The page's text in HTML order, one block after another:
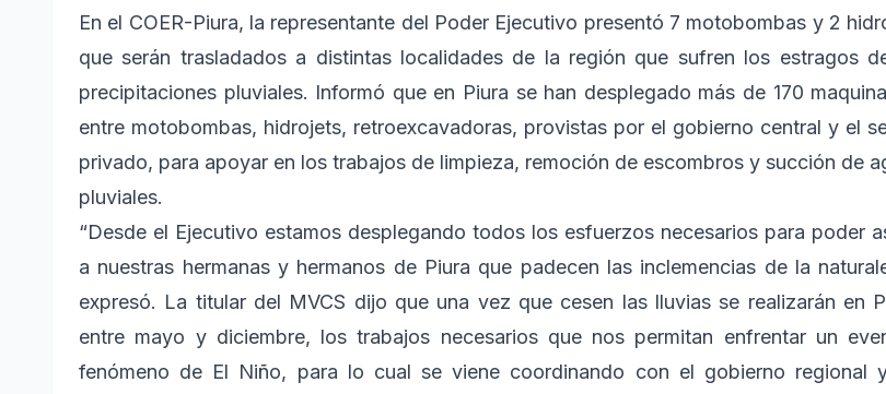
En el COER-Piura, la representante del Poder Ejecutivo presentó 7 motobombas y 2
que serán trasladados a distintas localidades de la región que sufren los estragos
precipitaciones pluviales. Informó que en Piura se han desplegado más de 170
entre motobombas, hidrojets, retroexcavadoras, provistas por el gobierno central y el
privado, para apoyar en los trabajos de limpieza, remoción de escombros y succión de
pluviales.
“Desde el Ejecutivo estamos desplegando todos los esfuerzos necesarios para poder
a nuestras hermanas y hermanos de Piura que padecen las inclemencias de la
expresó. La titular del MVCS dijo que una vez que cesen las lluvias se realizarán en
entre mayo y diciembre, los trabajos necesarios que nos permitan enfrentar un
fenómeno de El Niño, para lo cual se viene coordinando con el gobierno regional